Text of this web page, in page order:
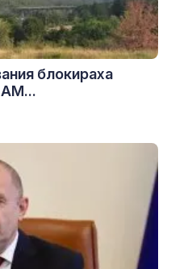
блокираха
АМ...